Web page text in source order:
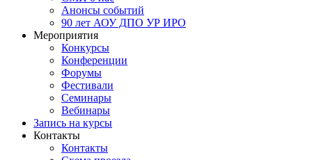
Анонсы событий
90 лет АОУ ДПО УР ИРО
Мероприятия
Конкурсы
Конференции
Форумы
Фестивали
Семинары
Вебинары
Запись на курсы
Контакты
Контакты